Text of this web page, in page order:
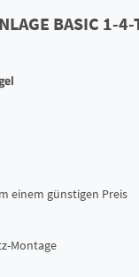
BASIC 1-
einem günstigen Preis
Montage